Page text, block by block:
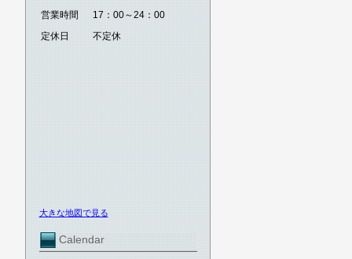
営業時間
17：00～24：00
定休日
不定休
大きな地図で見る
Calendar